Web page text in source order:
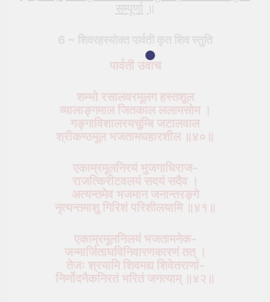
सम्पूर्णा ॥
पार्वती उवाच
शम्भो रसालवरमूलग हस्तशूल
व्यालाङ्गमाल जितकाल ललामसोम ।
गङ्गाविशालरयचुम्बि जटालवाल
श्रीकण्ठमूल भजतामघहारशील ॥४०॥
एकाम्रमूलनिरयं भुजगाधिराज-
राजत्किरीटवलयं सदयं सदैव ।
अत्यन्तमेव भजमान जनान्तरङ्गे
नृत्यन्तमाशु गिरिशं परिशीलयामि ॥४१॥
एकाम्रमूलनिलयं भजतामनेक-
जन्मार्जिताघविनिवारणकारणं तत् ।
तेजः श्रयामि शिवमद्य शिवेतराणां-
निर्णोदनैकनिरतं भरितं जगत्याम् ॥४२॥